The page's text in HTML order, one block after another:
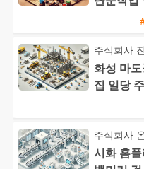
주식회사
화성 마
집 일당
주식회사
시화 홈